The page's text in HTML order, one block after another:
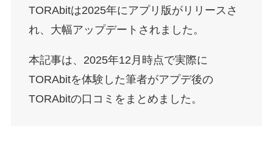
TORAbitは2025年にアプリ版がリリースさ
れ、大幅アップデートされました。
本記事は、2025年12月時点で実際に
TORAbitを体験した筆者がアプデ後の
TORAbitの口コミをまとめました。